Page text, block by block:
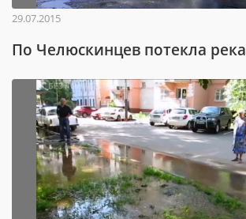
29.07.2015
По Челюскинцев потекла река